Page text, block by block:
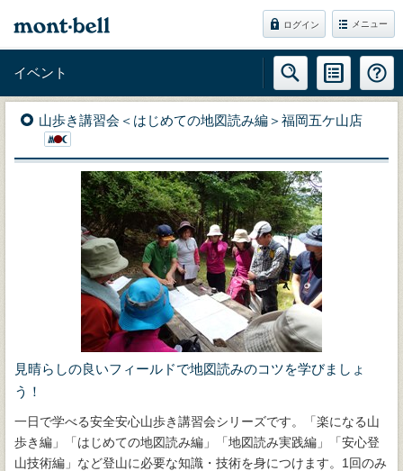
ログイン メニュー
イベント
山歩き講習会＜はじめての地図読み編＞福岡五ケ山店
見晴らしの良いフィールドで地図読みのコツを学びましょ
う！
一日で学べる安全安心山歩き講習会シリーズです。「楽になる山
歩き編」「はじめての地図読み編」「地図読み実践編」「安心登
山技術編」など登山に必要な知識・技術を身につけます。1回のみ